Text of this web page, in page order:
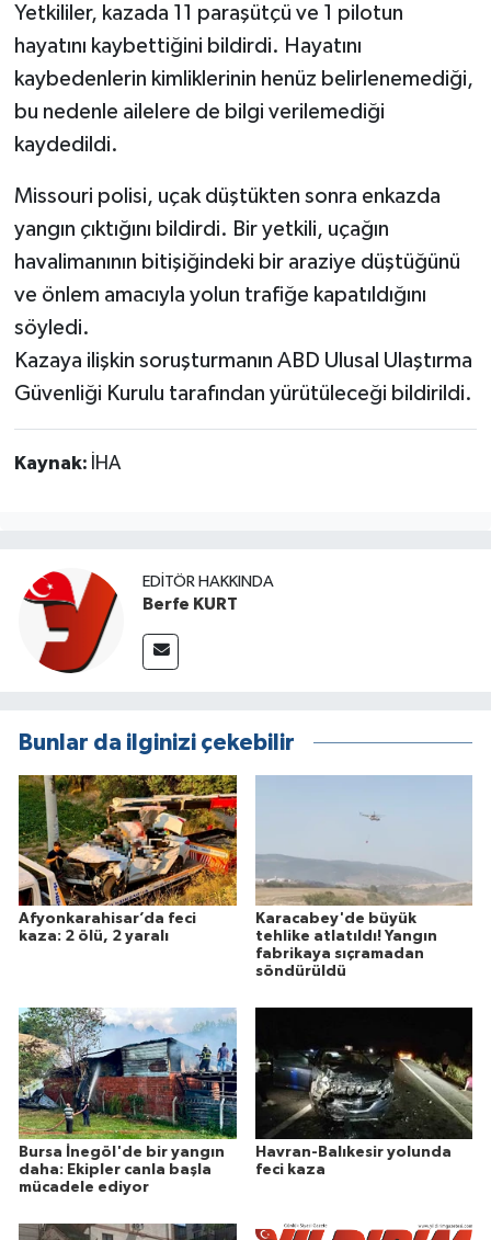
Yetkililer, kazada 11 paraşütçü ve 1 pilotun
hayatını kaybettiğini bildirdi. Hayatını
kaybedenlerin kimliklerinin henüz belirlenemediği,
bu nedenle ailelere de bilgi verilemediği
kaydedildi.
Missouri polisi, uçak düştükten sonra enkazda
yangın çıktığını bildirdi. Bir yetkili, uçağın
havalimanının bitişiğindeki bir araziye düştüğünü
ve önlem amacıyla yolun trafiğe kapatıldığını
söyledi.
Kazaya ilişkin soruşturmanın ABD Ulusal Ulaştırma
Güvenliği Kurulu tarafından yürütüleceği bildirildi.
Kaynak: İHA
EDITÖR HAKKINDA
Berfe KURT
Bunlar da ilginizi çekebilir
Afyonkarahisar’da feci
kaza: 2 ölü, 2 yaralı
Karacabey'de büyük
tehlike atlatıldı! Yangın
fabrikaya sıçramadan
söndürüldü
Bursa İnegöl'de bir yangın
daha: Ekipler canla başla
mücadele ediyor
Havran-Balıkesir yolunda
feci kaza